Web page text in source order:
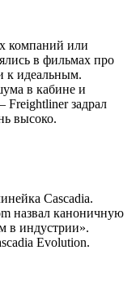
компаний или
в фильмах про
к идеальным.
в кабине и
Freightliner задрал
высоко.
Cascadia.
назвал каноничную
в индустрии».
Evolution.